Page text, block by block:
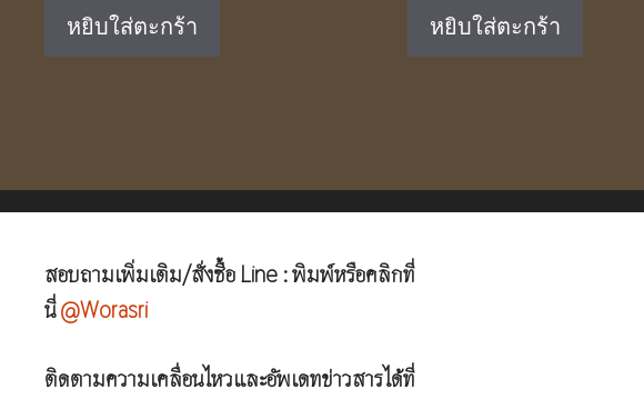
฿1,190.00.
หยิบใส่ตะกร้า
฿1,490.00.
หยิบใส่ตะกร้า
สอบถามเพิ่มเติม/สั่งซื้อ Line : พิมพ์หรือคลิกที่
นี่@Worasri
ติดตามความเคลื่อนไหวและอัพเดทข่าวสารได้ที่